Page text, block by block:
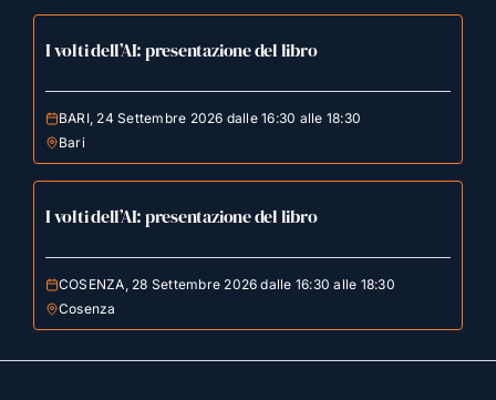
I volti dell’AI: presentazione del libro
BARI, 24 Settembre 2026 dalle 16:30 alle 18:30
Bari
I volti dell’AI: presentazione del libro
COSENZA, 28 Settembre 2026 dalle 16:30 alle 18:30
Cosenza